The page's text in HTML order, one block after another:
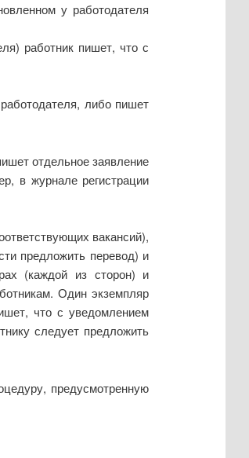
у работодателя
работник пишет, что с
либо пишет
отдельное заявление
в журнале регистрации
вакансий),
предложить перевод) и
(каждой из сторон) и
Один экземпляр
что с уведомлением
следует предложить
предусмотренную